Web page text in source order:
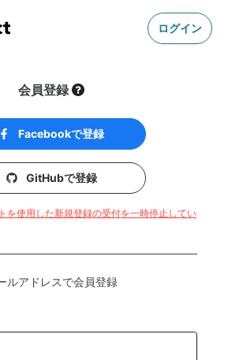
ログイン
会員登録
Facebookで登録
GitHubで登録
を使用した新規登録の受付を一時停止してい
ルアドレスで会員登録